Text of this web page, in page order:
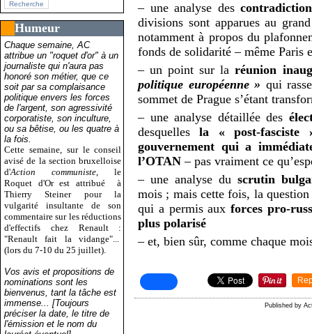
Humeur
Chaque semaine, AC
attribue un "roquet d'or" à un
journaliste qui n'aura pas
honoré son métier, que ce
soit par sa complaisance
politique envers les forces
de l'argent, son agressivité
corporatiste, son inculture,
ou sa bêtise, ou les quatre à
la fois.
Cette semaine, sur le conseil
avisé de la section bruxelloise
d'Action communiste , le
Roquet d'Or est attribué
à
Thierry Steiner pour la
vulgarité insultante de son
commentaire sur les réductions
d'effectifs chez Renault :
"Renault fait la vidange"...
(lors du 7-10 du 25 juillet).
Vos avis et propositions de
nominations sont les
bienvenus, tant la tâche est
immense... [Toujours
préciser la date, le titre de
l'émission et le nom du
– une analyse des
divisions sont apparues au
notamment à propos du
fonds de solidarité – même Paris
– un point sur laréunion
politique européenne » qui
sommet de Prague s’étant
– une analyse détaillée des
desquellesla « post-
gouvernement qui a
l’OTAN – pas vraiment ce
– une analyse duscrutin
mois ; mais cette fois, la
qui a permis auxforces pro-
plus polarisé
– et, bien sûr, comme chaque
Published by